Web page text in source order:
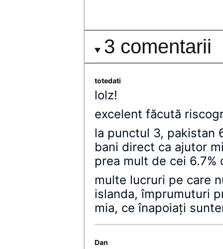
3 comentarii
totedati
lolz!
excelent făcută
la punctul 3, pakistan
bani direct ca ajutor
prea mult de cei 6.7%
multe lucruri pe care
islanda, împrumuturi
mia, ce înapoiaţi
Dan